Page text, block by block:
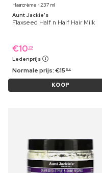
Haarcrème ⋅ 237 ml
Aunt Jackie's
Flaxseed Half n Half Hair Milk
€10 29
Ledenprijs
Normale prijs:€15 69
KOOP